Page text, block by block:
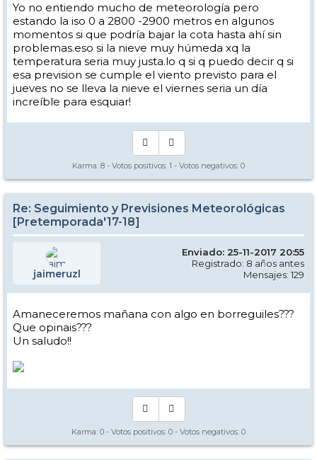
Yo no entiendo mucho de meteorología pero
estando la iso 0 a 2800 -2900 metros en algunos
momentos si que podría bajar la cota hasta ahí sin
problemas.eso si la nieve muy húmeda xq la
temperatura seria muy justa.lo q si q puedo decir q si
esa prevision se cumple el viento previsto para el
jueves no se lleva la nieve el viernes seria un día
increíble para esquiar!
Karma: 8 - Votos positivos: 1 - Votos negativos: 0
Re: Seguimiento y Previsiones Meteorológicas
[Pretemporada'17-18]
jaimeruzl
Enviado: 25-11-2017 20:55
Registrado: 8 años antes
Mensajes: 129
Amaneceremos mañana con algo en borreguiles???
Que opinais???
Un saludo!!
Karma: 0 - Votos positivos: 0 - Votos negativos: 0